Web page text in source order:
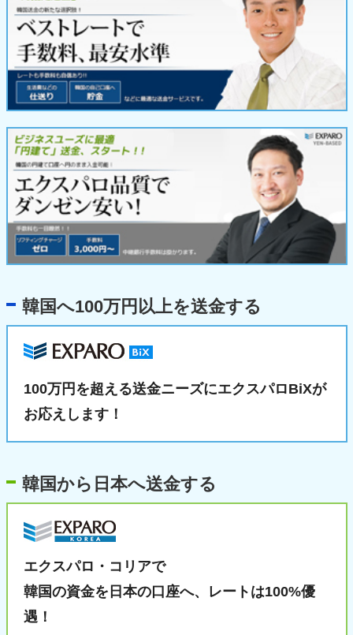
韓国へ100万円以上を送金する
100万円を超える送金ニーズにエクスパロBiXが
お応えします！
韓国から日本へ送金する
エクスパロ・コリアで
韓国の資金を日本の口座へ、
レートは100%優
遇！